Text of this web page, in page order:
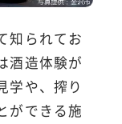
知られてお
酒造体験が
学や、搾り
ができる施